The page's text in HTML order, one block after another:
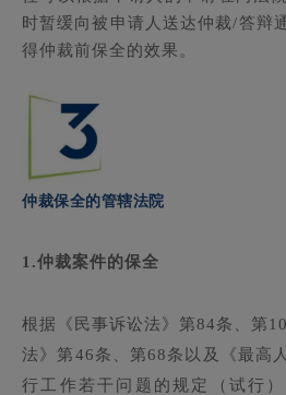
时暂缓向被申请人送达仲裁/答辩
得仲裁前保全的效果。
仲裁保全的管辖法院
1.仲裁案件的保全
根据《民事诉讼法》第84条、第
法》第46条、第68条以及《最高
行工作若干问题的规定（试行